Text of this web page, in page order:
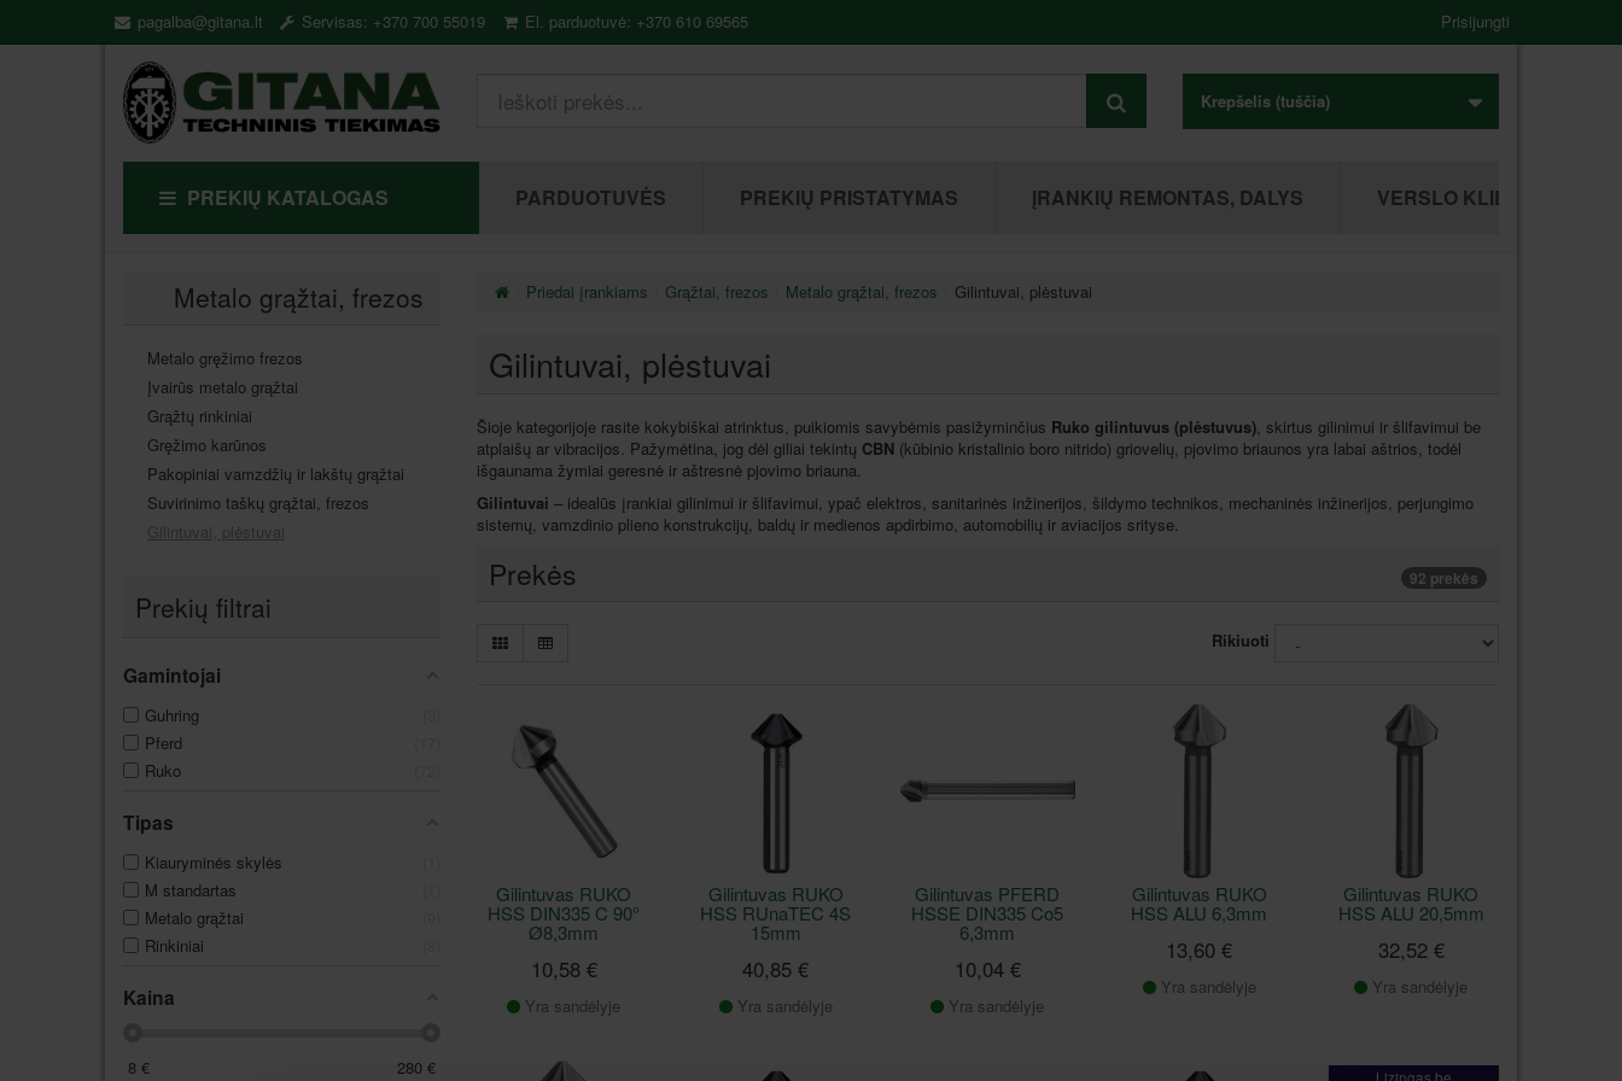
pagalba@gitana.lt Servisas: +370 700 55019 El. parduotuvė: +370 610 69565 Prisijungti
Krepšelis (tuščia)
PREKIŲ KATALOGAS PARDUOTUVĖS PREKIŲ PRISTATYMAS ĮRANKIŲ REMONTAS, DALYS VERSLO KLIENTAMS
Metalo grąžtai, frezos
Metalo gręžimo frezos
Įvairūs metalo grąžtai
Grąžtų rinkiniai
Gręžimo karūnos
Pakopiniai vamzdžių ir lakštų grąžtai
Suvirinimo taškų grąžtai, frezos
Gilintuvai, plėstuvai
Prekių filtrai
Gamintojai
Guhring
Pferd
Ruko
Tipas
Kiauryminės skylės
M standartas
Metalo grąžtai
Rinkiniai
Kaina
8 € 280€
Priedai įrankiams Grąžtai, frezos Metalo grąžtai, frezos Gilintuvai, plėstuvai
Gilintuvai, plėstuvai
Šioje kategorijoje rasite kokybiškai atrinktus, puikiomis savybėmis pasižyminčius Ruko gilintuvus (plėstuvus), skirtus gilinimui ir šlifavimui be
atplaišų ar vibracijos. Pažymėtina, jog dėl giliai tekintų CBN(kūbinio kristalinio boro nitrido) griovelių, pjovimo briaunos yra labai aštrios, todėl
išgaunama žymiai geresnė ir aštresnė pjovimo briauna.
Gilintuvai – idealūs įrankiai gilinimui ir šlifavimui, ypač elektros, sanitarinės inžinerijos, šildymo technikos, mechaninės inžinerijos, perjungimo
sistemų, vamzdinio plieno konstrukcijų, baldų ir medienos apdirbimo, automobilių ir aviacijos srityse.
Prekės 92 prekės
Rikiuoti
Gilintuvas RUKO
HSS DIN335 C 90°
Ø8,3mm
10,58 €
Yra sandėlyje
Gilintuvas RUKO
HSS RUnaTEC 4S
15mm
40,85 €
Yra sandėlyje
Gilintuvas PFERD
HSSE DIN335 Co5
6,3mm
10,04 €
Yra sandėlyje
Gilintuvas RUKO
HSS ALU 6,3mm
13,60 €
Yra sandėlyje
Gilintuvas RUKO
HSS ALU 20,5mm
32,52 €
Yra sandėlyje